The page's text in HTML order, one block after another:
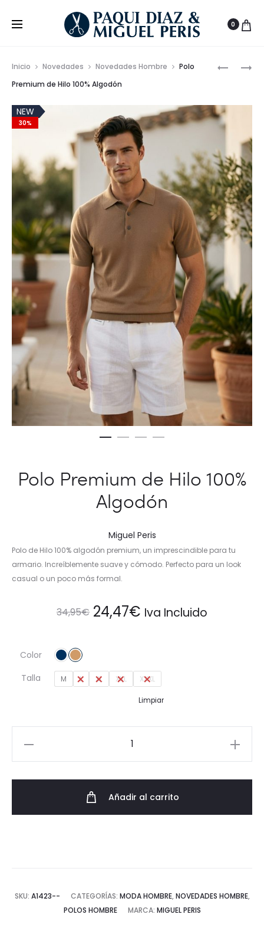
0
ELÁSTICA
SUPER
FRESH
Inicio Novedades Novedades Hombre
Polo
Premium de Hilo 100% Algodón
30%
NEW
Polo Premium de Hilo 100%
Algodón
Miguel Peris
Polo de Hilo 100% algodón premium, un imprescindible para tu
armario. Increíblemente suave y cómodo. Perfecto para un look
casual o un poco más formal.
34,95€ El
original
34,95€.
24,47€ El
actual
es:
24,47€.
Iva Incluido
Color
Talla
M L XL XXL XXXL
Limpiar
Añadir al carrito
SKU: A1423-- CATEGORÍAS: MODA HOMBRE, NOVEDADES HOMBRE,
POLOS HOMBRE
MARCA: MIGUEL PERIS